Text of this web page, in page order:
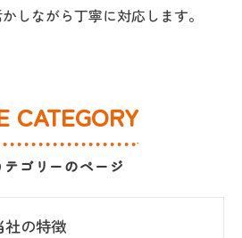
しながら丁寧に対応します。
ゴリーのページ
CATEGORY
社の特徴